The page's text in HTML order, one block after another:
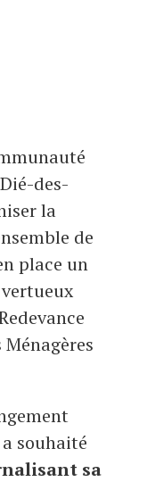
des-
la
de
place un
souhaité
sa